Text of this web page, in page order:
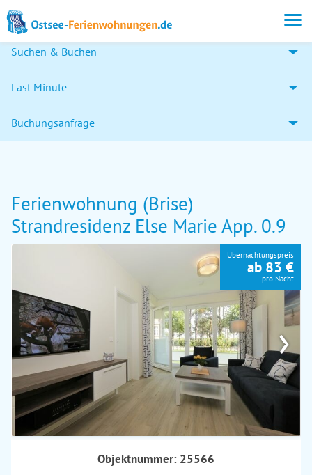
Suchen & Buchen
Last Minute
Buchungsanfrage
Ferienwohnung (Brise)
Strandresidenz Else Marie App. 0.9
›
Übernachtungspreis
ab 83 €
pro Nacht
Objektnummer: 25566